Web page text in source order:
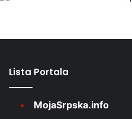
Lista Portala
MojaSrpska.info